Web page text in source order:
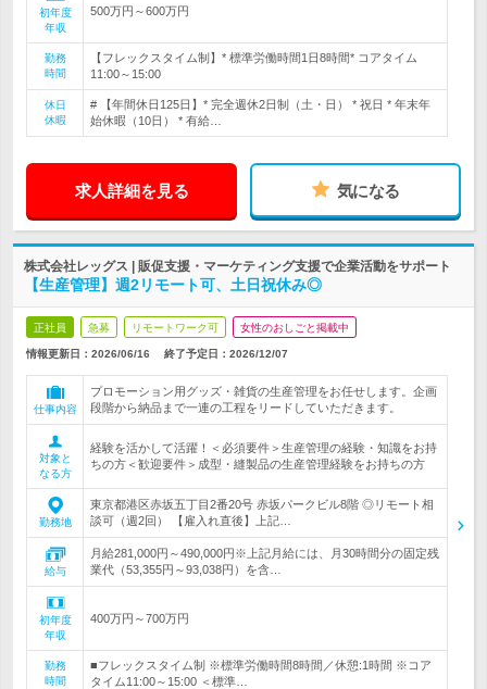
初年度
年収
500万円～600万円
勤務
時間
【フレックスタイム制】* 標準労働時間1日8時間* コアタイム
11:00～15:00
休日
休暇
# 【年間休日125日】* 完全週休2日制（土・日） * 祝日 * 年末年
始休暇（10日） * 有給…
求人詳細を見る 気になる
株式会社レッグス | 販促支援・マーケティング支援で企業活動をサポート
【生産管理】週2リモート可、土日祝休み◎
正社員 急募 リモートワーク可 女性のおしごと掲載中
情報更新日：2026/06/16 終了予定日： 2026/12/07
仕事内容
プロモーション用グッズ・雑貨の生産管理をお任せします。企画
段階から納品まで一連の工程をリードしていただきます。
対象と
なる方
経験を活かして活躍！＜必須要件＞生産管理の経験・知識をお持
ちの方＜歓迎要件＞成型・縫製品の生産管理経験をお持ちの方
勤務地
東京都港区赤坂五丁目2番20号 赤坂パークビル8階 ◎リモート相
談可（週2回） 【雇入れ直後】上記…
給与
月給281,000円～490,000円※上記月給には、月30時間分の固定残
業代（53,355円～93,038円）を含…
初年度
年収
400万円～700万円
勤務
時間
■フレックスタイム制 ※標準労働時間8時間／休憩:1時間 ※コア
タイム11:00～15:00 ＜標準…